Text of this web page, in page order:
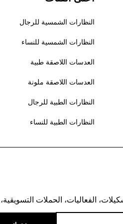
النظارات الشمسية للرجال
النظارات الشمسية للنساء
العدسات اللاصقة طبية
العدسات اللاصقة ملونة
النظارات الطبية للرجال
النظارات الطبية للنساء
الفعاليات، الحملات